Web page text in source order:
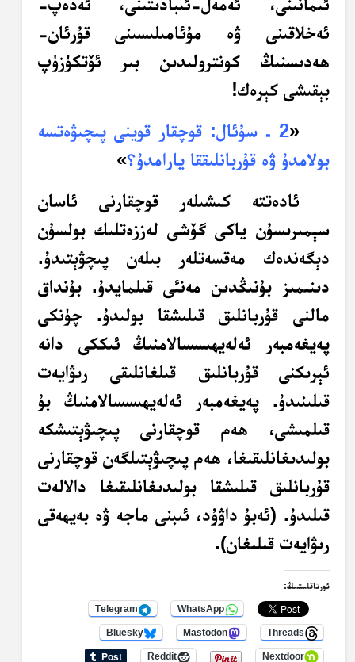
ئەخلاقىنى ۋە مۇئامىلىسىنى قۇرئان-
ھەدىسنىڭ كونترولىدىن بىر ئۆتكۈزۈپ
بېقىشى كېرەك!
«
2 ـ سۇئال: قوچقار قوينى پىچىۋەتسە
بولامدۇ ۋە قۇربانلىققا يارامدۇ؟»
ئادەتتە كىشىلەر قوچقارنى ئاسان
سېمىرىسۇن ياكى گۆشى لەززەتلىك بولسۇن
دېگەندەك مەقسەتلەر بىلەن پىچۋېتىدۇ.
دىنىمىز بۇنىڭدىن مەنئى قىلمايدۇ. بۇنداق
مالنى قۇربانلىق قىلىشقا بولىدۇ. چۈنكى
پەيغەمبەر ئەلەيھىسسالامنىڭ
ئىككى دانە
ئېرىكنى
قۇربانلىق قىلغانلىقى رىۋايەت
قىلىنىدۇ. پەيغەمبەر ئەلەيھىسسالامنىڭ بۇ
قىلمىشى، ھەم قوچقارنى پىچىۋېتىشكە
بولىدىغانلىقىغا، ھەم پىچىۋېتىلگەن قوچقارنى
قۇربانلىق قىلىشقا بولىدىغانلىقىغا دالالەت
قىلىدۇ. (ئەبۇ داۋۇد، ئىبنى ماجە ۋە بەيھەقى
رىۋايەت قىلىغان).
ئورتاقلىشىڭ:
WhatsApp
Telegram
Threads
Mastodon
Bluesky
Nextdoor
Reddit